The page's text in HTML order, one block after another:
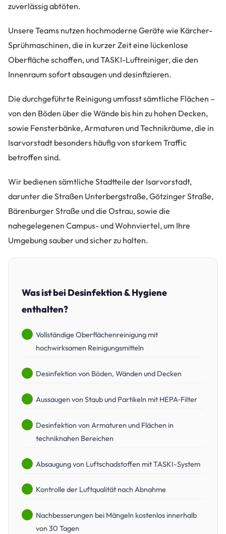
zuverlässig abtöten.
Unsere Teams nutzen hochmoderne Geräte wie Kärcher-
Sprühmaschinen, die in kurzer Zeit eine lückenlose
Oberfläche schaffen, und TASKI-Luftreiniger, die den
Innenraum sofort absaugen und desinfizieren.
Die durchgeführte Reinigung umfasst sämtliche Flächen –
von den Böden über die Wände bis hin zu hohen Decken,
sowie Fensterbänke, Armaturen und Technikräume, die in
Isarvorstadt besonders häufig von starkem Traffic
betroffen sind.
Wir bedienen sämtliche Stadtteile der Isarvorstadt,
darunter die Straßen Unterbergstraße, Götzinger Straße,
Bärenburger Straße und die Ostrau, sowie die
nahegelegenen Campus- und Wohnviertel, um Ihre
Umgebung sauber und sicher zu halten.
Was ist bei Desinfektion & Hygiene
enthalten?
Vollständige Oberflächenreinigung mit
hochwirksamen Reinigungsmitteln
Desinfektion von Böden, Wänden und Decken
Aussaugen von Staub und Partikeln mit HEPA‑Filter
Desinfektion von Armaturen und Flächen in
techniknahen Bereichen
Absaugung von Luftschadstoffen mit TASKI-System
Kontrolle der Luftqualität nach Abnahme
Nachbesserungen bei Mängeln kostenlos innerhalb
von 30 Tagen